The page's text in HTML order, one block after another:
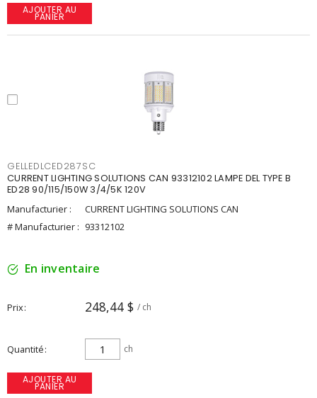
AJOUTER AU
PANIER
GELLEDLCED287SC
CURRENT LIGHTING SOLUTIONS CAN 93312102 LAMPE DEL TYPE B
ED28 90/115/150W 3/4/5K 120V
Manufacturier :
CURRENT LIGHTING SOLUTIONS CAN
# Manufacturier : 93312102
En inventaire
Prix 248,44 $ / ch
Quantité ch
AJOUTER AU
PANIER